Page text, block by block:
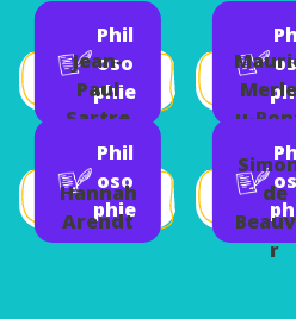
Phil
oso
phie
Jean-
Paul
Sartre
Phil
oso
phie
Hannah
Arendt
u-
de
r